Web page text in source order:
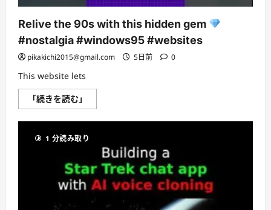
い
て
さ
ら
に
読
む
Relive the 90s with this hidden gem
#nostalgia #windows95 #websites
pikakichi2015@gmail.com 5日前 0
This website lets
「続きを読む」
the
with
hidden
gem
#nostalgia
#windows95
#websites
に
つ
1 分読み取り